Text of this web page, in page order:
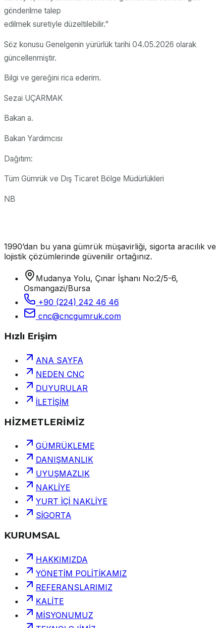
gönderilme talep
edilmek suretiyle düzeltilebilir.”
Söz konusu Genelgenin yürürlük tarihi 04.05.2026 olarak
güncellenmiştir.
Bilgi ve gereğini rica ederim.
Sezai UÇARMAK
Bakan a.
Bakan Yardımcısı
Dağıtım:
Tüm Gümrük ve Dış Ticaret Bölge Müdürlükleri
NB
1990’dan bu yana gümrük müşavirliği, sigorta aracılık ve
lojistik çözümlerinde güvenilir ortağınız.
Mudanya Yolu, Çınar İşhanı No:2/5-6,
Osmangazi/Bursa
+90 (224) 242 46 46
cnc@cncgumruk.com
Hızlı Erişim
ANA SAYFA
NEDEN CNC
DUYURULAR
İLETİŞİM
HİZMETLERİMİZ
GÜMRÜKLEME
DANIŞMANLIK
UYUŞMAZLIK
NAKLİYE
YURT İÇİ NAKLİYE
SİGORTA
KURUMSAL
HAKKIMIZDA
YÖNETİM POLİTİKAMIZ
REFERANSLARIMIZ
KALİTE
MİSYONUMUZ